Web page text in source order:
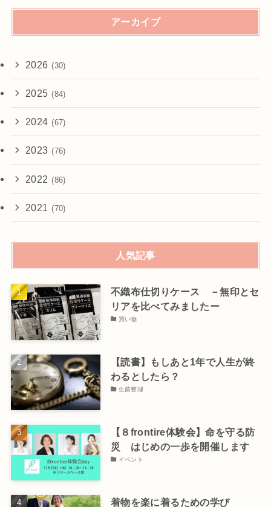
アーカイブ
2026 (30)
2025 (84)
2024 (67)
2023 (76)
2022 (86)
2021 (70)
人気記事
不織布仕切りケース －無印とセ
リアを比べてみましたー
買い物
【読書】もしあと1年で人生が終
わるとしたら？
生前整理
【８frontire体験会】命を守る防
災 はじめの一歩を開催します
イベント
着物を楽に着るための学び